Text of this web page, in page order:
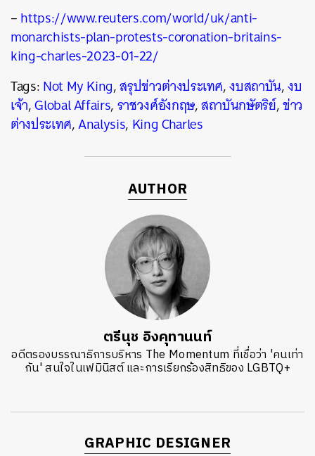
–https://www.reuters.com/world/uk/anti-
monarchists-plan-protests-coronation-britains-
king-charles-2023-01-22/
Tags:Not My King,สรุปข่าวต่างประเทศ,งบสถาบัน,งบ
เจ้า,Global Affairs,ราชวงศ์อังกฤษ,สถาบันกษัตริย์,ข่าว
ต่างประเทศ,Analysis, King Charles
AUTHOR
ตรีนุช อิงคุทานนท์
อดีตรองบรรณาธิการบริหาร The Momentum ที่เชื่อว่า 'คนเท่า
กัน' สนใจในเฟมินิสต์ และการเรียกร้องสิทธิของ LGBTQ+
GRAPHIC DESIGNER